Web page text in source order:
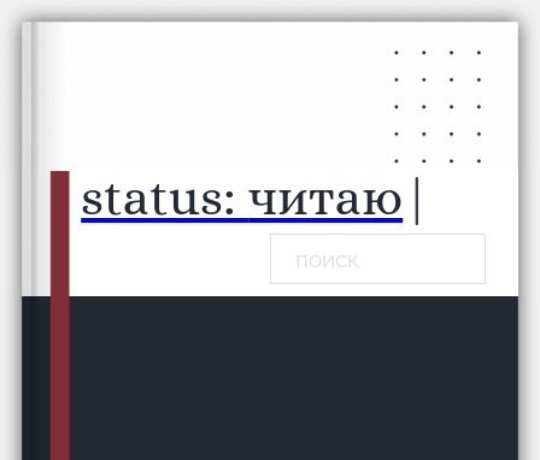
Перейти к основному содержанию
Перейти к нижнему колонтитулу
status:чита|
Поиск